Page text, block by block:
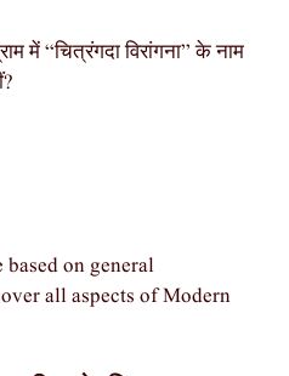
में “चित्रंगदा विरांगना” के नाम
based on general
all aspects of Modern